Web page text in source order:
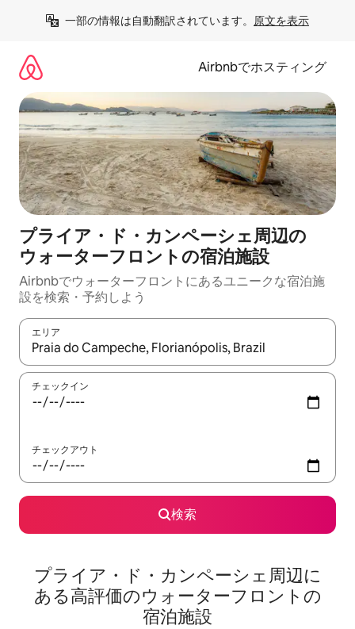
一部の情報は自動翻訳されています。 原文を表示
Airbnbでホスティング
プライア・ド・カンペーシェ周辺の
ウ⁠ォ⁠ー⁠タ⁠ーフ⁠ロ⁠ン⁠トの宿⁠泊⁠施⁠設
Airbnbでウォーターフロントにあるユニークな宿泊施
設を検索・予約しよう
エリア
検索結果が表示されたら、上下の矢印キーを使って移動するか
チェックイン
チェックアウト
検索
プライア・ド・カンペーシェ周辺に
あ⁠る高⁠評⁠価のウ⁠ォ⁠ー⁠タ⁠ーフ⁠ロ⁠ン⁠トの
宿⁠泊⁠施⁠設